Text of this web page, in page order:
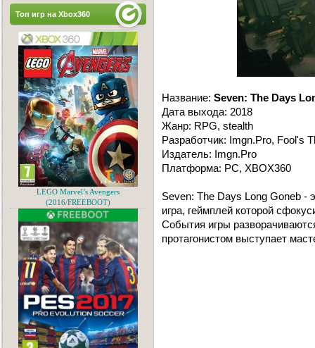
Название: Seven: The Days
Дата выхода: 2018
Жанр: RPG, stealth
Разработчик: Imgn.Pro, Fool's
Издатель: Imgn.Pro
Платформа: PC, XBOX360
Seven: The Days Long Goneb -
игра, геймплей которой
События игры
протагонистом выступает
Топ игр на Xbox360
LEGO Marvel’s Avengers
(2016/FREEBOOT)